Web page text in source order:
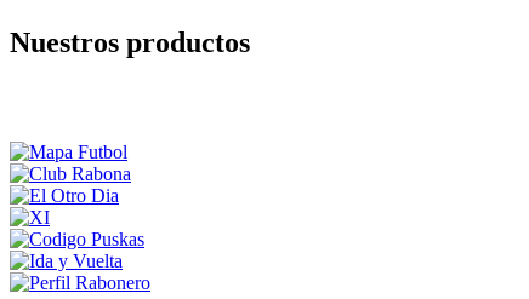
Nuestros productos